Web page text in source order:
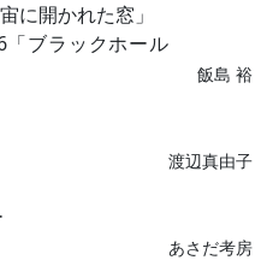
に開かれた窓」
ブラックホール
飯島 裕
渡辺真由子
あさだ考房